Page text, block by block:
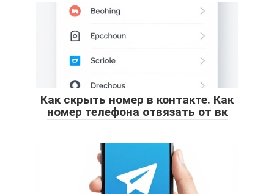
Как скрыть номер в контакте. Как
номер телефона отвязать от вк